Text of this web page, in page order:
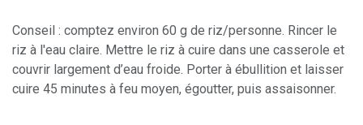
Conseil : comptez environ 60 g de riz/personne. Rincer le
riz à l'eau claire. Mettre le riz à cuire dans une casserole et
couvrir largement d’eau froide. Porter à ébullition et laisser
cuire 45 minutes à feu moyen, égoutter, puis assaisonner.